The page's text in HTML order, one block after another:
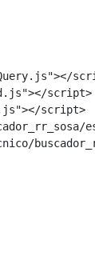
script>
script>